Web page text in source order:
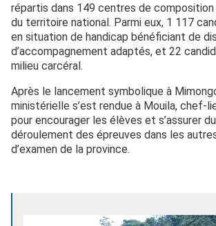
répartis dans 149 centres de composition
du territoire national. Parmi eux, 1 117
en situation de handicap bénéficiant de
d’accompagnement adaptés, et 22
milieu carcéral.
Après le lancement symbolique à
ministérielle s’est rendue à Mouila, chef-
pour encourager les élèves et s’assurer
déroulement des épreuves dans les
d’examen de la province.